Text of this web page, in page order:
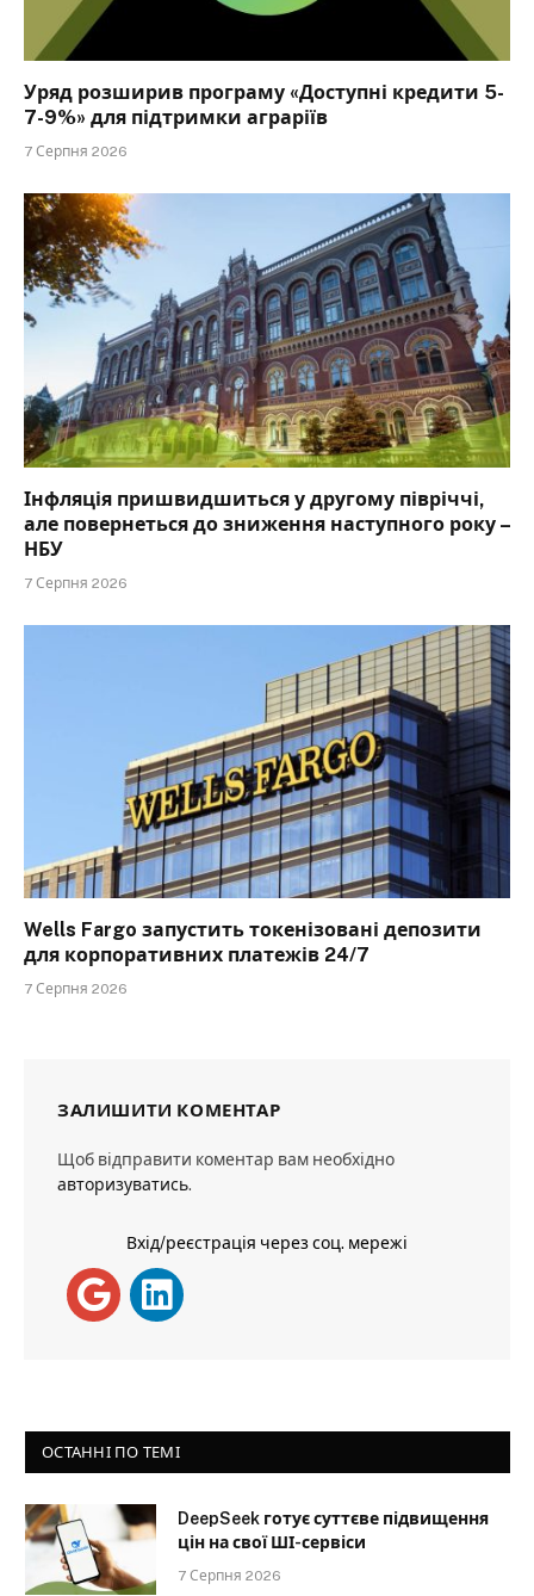
Уряд розширив програму «Доступні кредити 5-
7-9%» для підтримки аграріїв
7 Серпня 2026
Інфляція пришвидшиться у другому півріччі,
але повернеться до зниження наступного року –
НБУ
7 Серпня 2026
Wells Fargo запустить токенізовані депозити
для корпоративних платежів 24/7
7 Серпня 2026
ЗАЛИШИТИ КОМЕНТАР
Щоб відправити коментар вам необхідно
авторизуватись.
Вхід/реєстрація через соц. мережі
ОСТАННІ ПО ТЕМІ
DeepSeek готує суттєве підвищення
цін на свої ШІ-сервіси
7 Серпня 2026